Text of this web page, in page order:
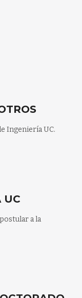
Ingeniería UC.
UC
a la